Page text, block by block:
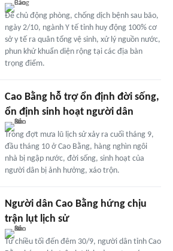
Để chủ động phòng, chống dịch bệnh sau bão,
ngày 2/10, ngành Y tế tỉnh huy động 100% cơ
sở y tế ra quân tổng vệ sinh, xử lý nguồn nước,
phun khử khuẩn diện rộng tại các địa bàn
trọng điểm.
Cao Bằng hỗ trợ ổn định đời sống,
ổn định sinh hoạt người dân
Trong đợt mưa lũ lịch sử xảy ra cuối tháng 9,
đầu tháng 10 ở Cao Bằng, hàng nghìn ngôi
nhà bị ngập nước, đời sống, sinh hoạt của
người dân bị ảnh hưởng, xáo trộn.
Người dân Cao Bằng hứng chịu
trận lụt lịch sử
Từ chiều tối đến đêm 30/9, người dân tỉnh Cao